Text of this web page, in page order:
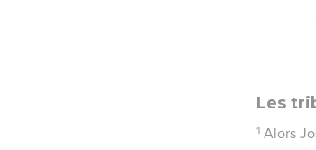
Les
1 Alors